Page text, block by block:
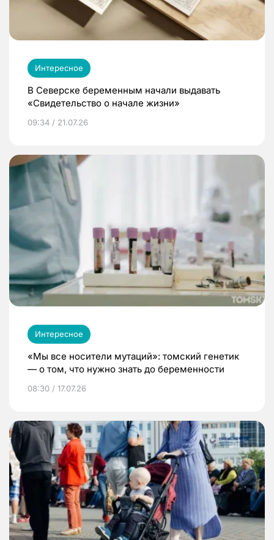
Интересное
В Северске беременным начали выдавать
«Свидетельство о начале жизни»
09:34 / 21.07.26
Интересное
«Мы все носители мутаций»: томский генетик
— о том, что нужно знать до беременности
08:30 / 17.07.26